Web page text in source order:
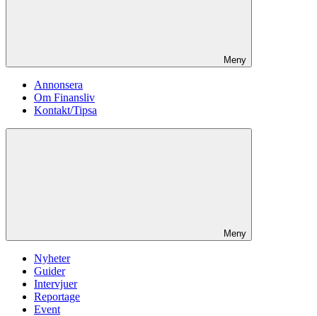
Meny
Annonsera
Om Finansliv
Kontakt/Tipsa
Meny
Nyheter
Guider
Intervjuer
Reportage
Event